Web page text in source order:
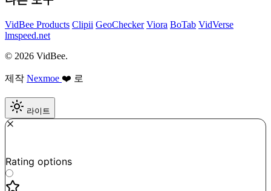
VidBee Products Clipii GeoChecker Viora BoTab VidVerse
lmspeed.net
© 2026 VidBee.
제작 Nexmoe ❤️ 로
라이트
Rating options